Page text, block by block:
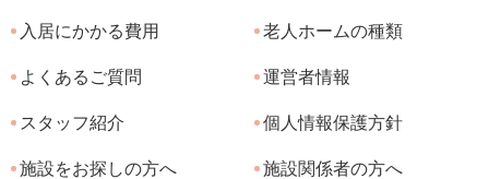
入居にかかる費用 老人ホームの種類
よくあるご質問 運営者情報
スタッフ紹介 個人情報保護方針
施設をお探しの方へ 施設関係者の方へ